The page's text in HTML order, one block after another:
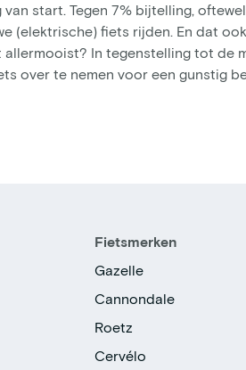
start. Tegen 7% bijtelling,
(elektrische) fiets rijden. En dat
In tegenstelling tot de
over te nemen voor een gunstig
Fietsmerken
Gazelle
Cannondale
Roetz
Cervélo